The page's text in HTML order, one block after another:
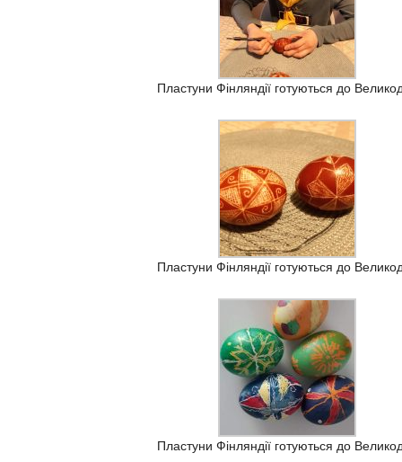
Пластуни Фінляндії готуються до
Пластуни Фінляндії готуються до
Пластуни Фінляндії готуються до